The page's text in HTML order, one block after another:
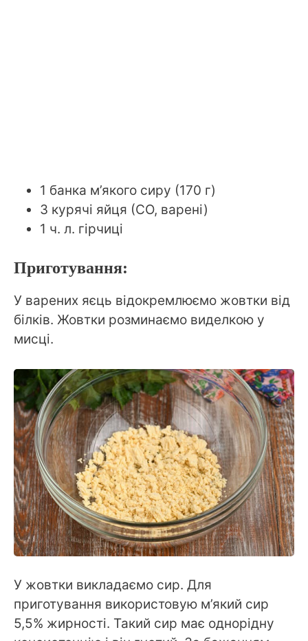
1 банка м’якого сиру (170 г)
3 курячі яйця (СО, варені)
1 ч. л. гірчиці
Приготування:
У варених яєць відокремлюємо жовтки від
білків. Жовтки розминаємо виделкою у
мисці.
У жовтки викладаємо сир. Для
приготування використовую м’який сир
5,5% жирності. Такий сир має однорідну